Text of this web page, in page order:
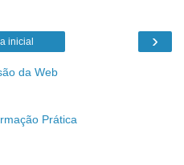
›
inicial
da Web
Prática